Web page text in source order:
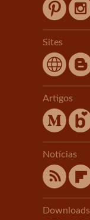
Sites
Artigos
Notícias
Downloads